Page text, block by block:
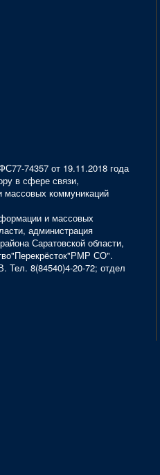
74357 от 19.11.2018 года
в сфере связи,
массовых коммуникаций
и массовых
администрация
Саратовской области,
СО".
Тел. 8(84540)4-20-72; отдел